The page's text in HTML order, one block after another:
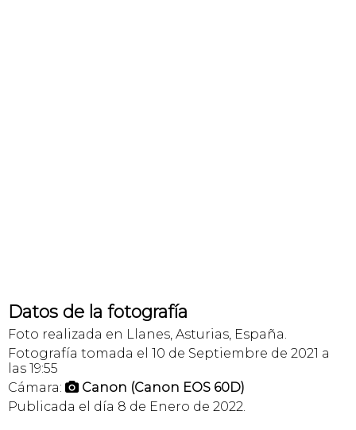
Datos de la fotografía
Foto realizada en Llanes, Asturias, España.
Fotografía tomada el 10 de Septiembre de 2021 a
las 19:55
Cámara:  Canon (Canon EOS 60D)
Publicada el día 8 de Enero de 2022.